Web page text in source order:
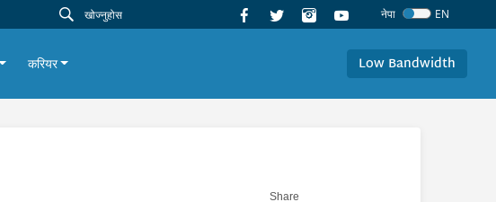
नेपा EN
करियर Low Bandwidth
Share